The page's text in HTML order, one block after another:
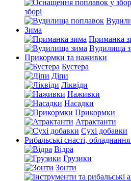
зборі
Зима
Приманка
Вудилища
Прикормки та наживки
Бустера
Діпи
Ліквіди
Наживки
Насадки
Прикормки
Атрактанти
Сухі добавки
Рибальські снасті,
Відра
Грузики
Зонти